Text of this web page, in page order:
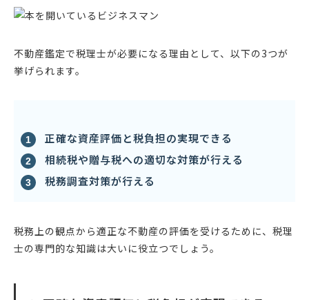
不動産鑑定で税理士が必要になる理由として、以下の3つが
挙げられます。
正確な資産評価と税負担の実現できる
相続税や贈与税への適切な対策が行える
税務調査対策が行える
税務上の観点から適正な不動産の評価を受けるために、税理
士の専門的な知識は大いに役立つでしょう。